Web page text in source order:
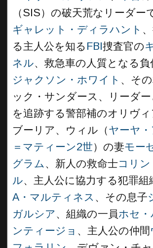
（SIS）の破天荒なリーダー
ギャレット・ディラハント
る主人公を知る FBI捜査官の
ネル、救急車の人質となる
ジャクソン・ホワイト 、そ
ック・サンダース、リーダ
を追跡する警部補のオリヴ
ブーリア、ウィル（ヤーヤ
＝マティーン2世）の妻モー
グラム、新人の救命士コリ
ル、主人公に協力する犯罪組
A・マルティネス 、その息子
ガルシア、組織の一員ホセ・
ンティージョ 、主人公の仲間